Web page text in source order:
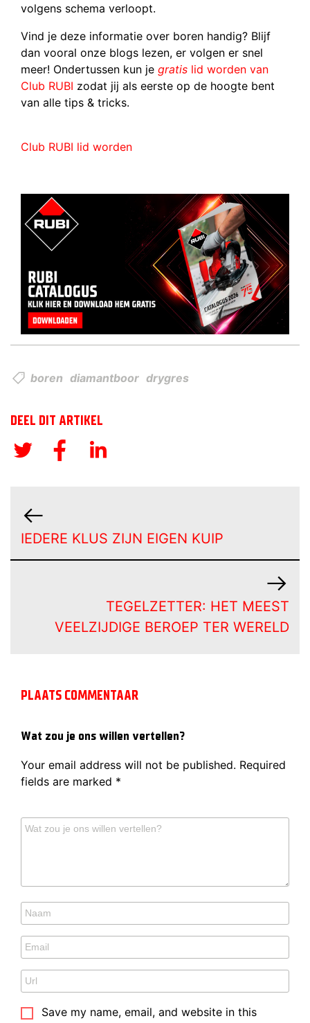
volgens schema verloopt.
Vind je deze informatie over boren handig? Blijf
dan vooral onze blogs lezen, er volgen er snel
meer! Ondertussen kun je gratis lid worden van
Club RUBI zodat jij als eerste op de hoogte bent
van alle tips & tricks.
Club RUBI lid worden
boren diamantboor drygres
DEEL DIT ARTIKEL
IEDERE KLUS ZIJN EIGEN KUIP
TEGELZETTER: HET MEEST
VEELZIJDIGE BEROEP TER WERELD
PLAATS COMMENTAAR
Wat zou je ons willen vertellen?
Your email address will not be published. Required
fields are marked *
Save my name, email, and website in this